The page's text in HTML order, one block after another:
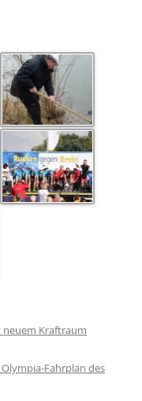
Kraftraum
Fahrplan des